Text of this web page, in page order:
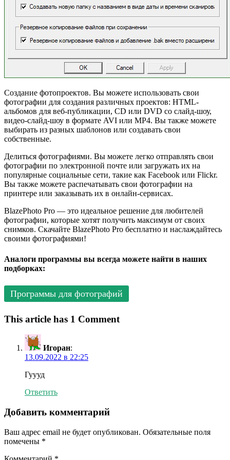
Создание фотопроектов. Вы можете использовать свои
фотографии для создания различных проектов: HTML-
альбомов для веб-публикации, CD или DVD со слайд-шоу,
видео-слайд-шоу в формате AVI или MP4. Вы также можете
выбирать из разных шаблонов или создавать свои
собственные.
Делиться фотографиями. Вы можете легко отправлять свои
фотографии по электронной почте или загружать их на
популярные социальные сети, такие как Facebook или Flickr.
Вы также можете распечатывать свои фотографии на
принтере или заказывать их в онлайн-сервисах.
BlazePhoto Pro — это идеальное решение для любителей
фотографии, которые хотят получить максимум от своих
снимков. Скачайте BlazePhoto Pro бесплатно и наслаждайтесь
своими фотографиями!
Аналоги программы вы всегда можете найти в наших
подборках:
Программы для фотографий
This article has 1 Comment
Игоран:
13.09.2022 в 22:25
Гуууд
Ответить
Добавить комментарий
Ваш адрес email не будет опубликован. Обязательные поля
помечены *